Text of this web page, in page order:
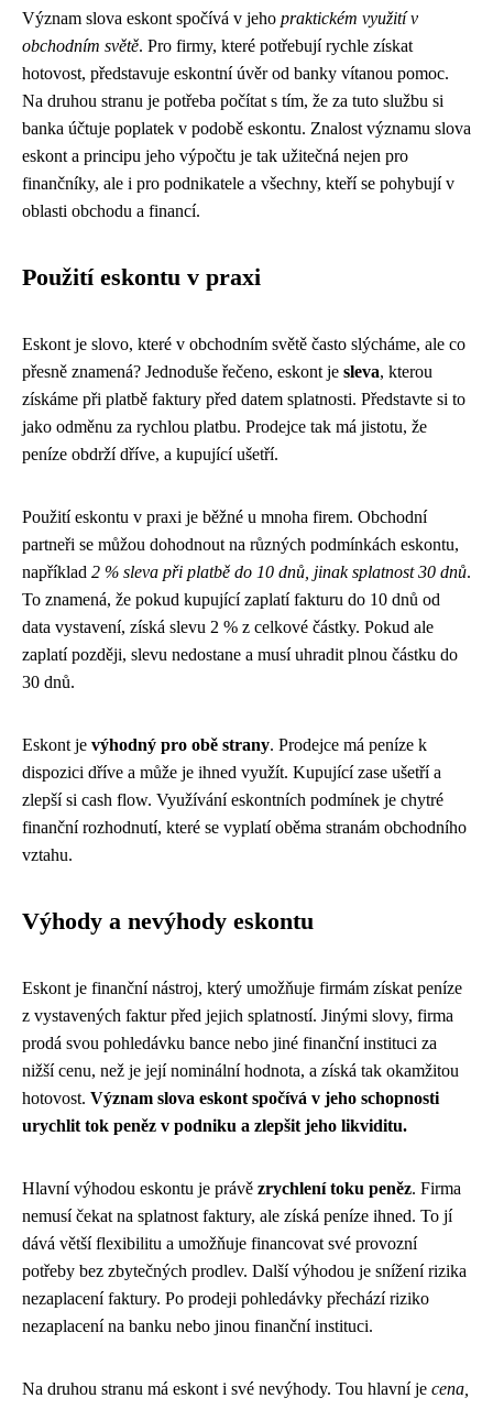
Význam slova eskont spočívá v jeho praktickém využití v
obchodním světě. Pro firmy, které potřebují rychle získat
hotovost, představuje eskontní úvěr od banky vítanou pomoc.
Na druhou stranu je potřeba počítat s tím, že za tuto službu si
banka účtuje poplatek v podobě eskontu. Znalost významu slova
eskont a principu jeho výpočtu je tak užitečná nejen pro
finančníky, ale i pro podnikatele a všechny, kteří se pohybují v
oblasti obchodu a financí.
Použití eskontu v praxi
Eskont je slovo, které v obchodním světě často slýcháme, ale co
přesně znamená? Jednoduše řečeno, eskont je sleva, kterou
získáme při platbě faktury před datem splatnosti. Představte si to
jako odměnu za rychlou platbu. Prodejce tak má jistotu, že
peníze obdrží dříve, a kupující ušetří.
Použití eskontu v praxi je běžné u mnoha firem. Obchodní
partneři se můžou dohodnout na různých podmínkách eskontu,
například 2 % sleva při platbě do 10 dnů, jinak splatnost 30 dnů.
To znamená, že pokud kupující zaplatí fakturu do 10 dnů od
data vystavení, získá slevu 2 % z celkové částky. Pokud ale
zaplatí později, slevu nedostane a musí uhradit plnou částku do
30 dnů.
Eskont je výhodný pro obě strany. Prodejce má peníze k
dispozici dříve a může je ihned využít. Kupující zase ušetří a
zlepší si cash flow. Využívání eskontních podmínek je chytré
finanční rozhodnutí, které se vyplatí oběma stranám obchodního
vztahu.
Výhody a nevýhody eskontu
Eskont je finanční nástroj, který umožňuje firmám získat peníze
z vystavených faktur před jejich splatností. Jinými slovy, firma
prodá svou pohledávku bance nebo jiné finanční instituci za
nižší cenu, než je její nominální hodnota, a získá tak okamžitou
hotovost. Význam slova eskont spočívá v jeho schopnosti
urychlit tok peněz v podniku a zlepšit jeho likviditu.
Hlavní výhodou eskontu je právě zrychlení toku peněz. Firma
nemusí čekat na splatnost faktury, ale získá peníze ihned. To jí
dává větší flexibilitu a umožňuje financovat své provozní
potřeby bez zbytečných prodlev. Další výhodou je snížení rizika
nezaplacení faktury. Po prodeji pohledávky přechází riziko
nezaplacení na banku nebo jinou finanční instituci.
Na druhou stranu má eskont i své nevýhody. Tou hlavní je cena,